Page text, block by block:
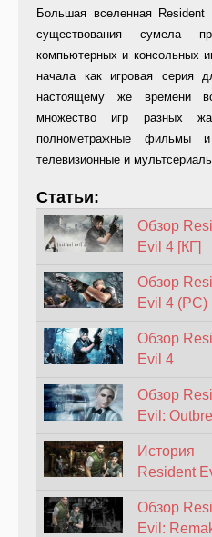
Большая вселенная
существования сумела
компьютерных и консольных
начала как игровая серия
настоящему же времени
множество игр разных
полнометражные фильмы
телевизионные и
Статьи:
Обзор
Evil 4 [КГ]
Обзор
Evil 4 (PC)
Обзор
Evil 4
Обзор
Evil:
История
Resident
Обзор
Evil: